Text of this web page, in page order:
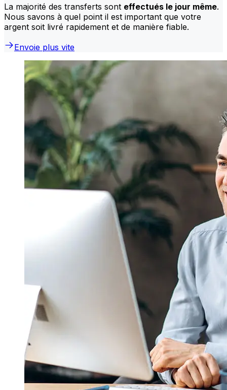
La majorité des transferts sont effectués le jour même.
Nous savons à quel point il est important que votre
argent soit livré rapidement et de manière fiable.
Envoie plus vite